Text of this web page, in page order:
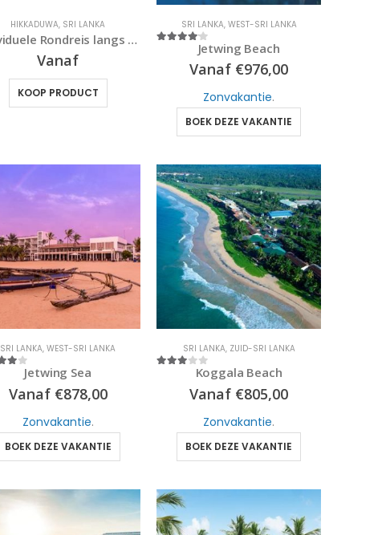
HIKKADUWA, SRI LANKA
Individuele Rondreis langs de Parels van Sri Lanka
Vanaf
KOOP PRODUCT
SRI LANKA, WEST-SRI LANKA
out of 5Jetwing Beach
Vanaf €976,00
Zonvakantie.
BOEK DEZE VAKANTIE
SRI LANKA,WEST-SRI LANKA
Jetwing Sea
Vanaf €878,00
Zonvakantie.
BOEK DEZE VAKANTIE
SRI LANKA, ZUID-SRI LANKA
out of 5Koggala Beach
Vanaf €805,00
Zonvakantie.
BOEK DEZE VAKANTIE